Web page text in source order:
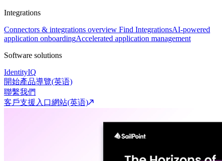
Integrations
Connectors & integrations overview Find IntegrationsAI-powered
application onboardingAccelerated application management
Software solutions
IdentityIQ
開始產品導覽(英语)
聯繫我們
客戶支援入口網站(英语)